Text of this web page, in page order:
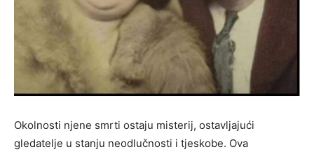
Okolnosti njene smrti ostaju misterij, ostavljajući
gledatelje u stanju neodlučnosti i tjeskobe. Ova